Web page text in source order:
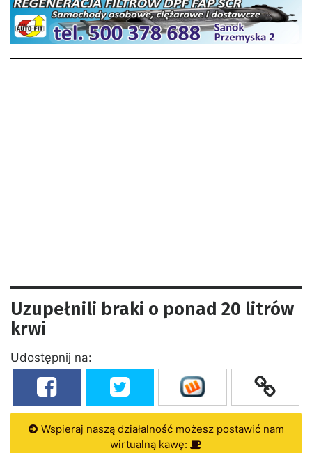
Uzupełnili braki o ponad 20 litrów
krwi
Udostępnij na:
Wspieraj naszą działalność możesz postawić nam
wirtualną kawę: